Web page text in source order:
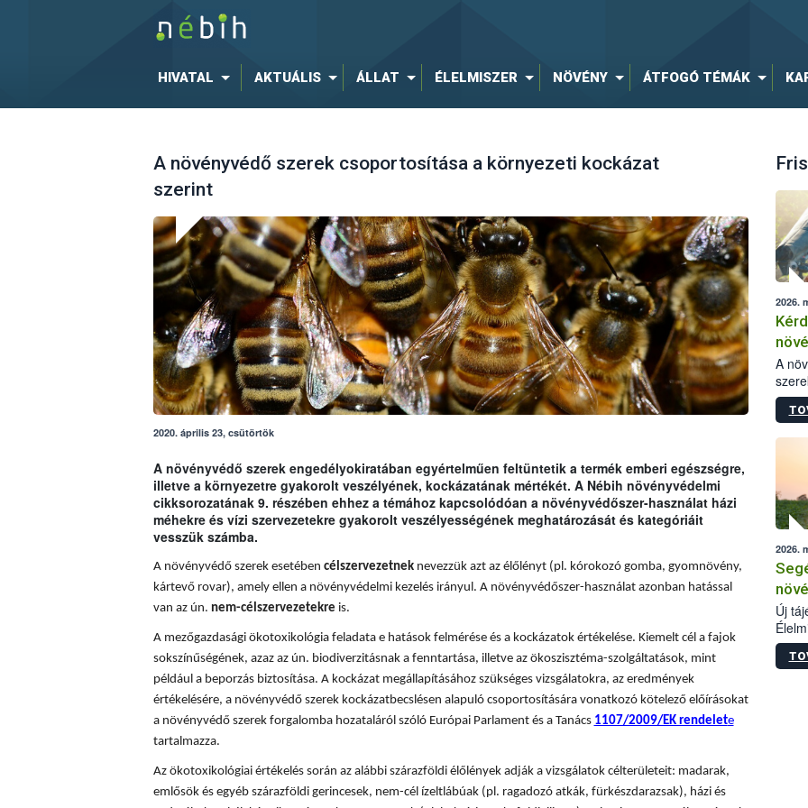
HIVATAL AKTUÁLIS ÁLLAT ÉLELMISZER NÖVÉNY ÁTFOGÓ TÉMÁK
A növényvédő szerek csoportosítása a környezeti kockázat
szerint
2020. április 23, csütörtök
A növényvédő szerek engedélyokiratában egyértelműen feltüntetik a termék emberi egészségre,
illetve a környezetre gyakorolt veszélyének, kockázatának mértékét. A Nébih növényvédelmi
cikksorozatának 9. részében ehhez a témához kapcsolódóan a növényvédőszer-használat házi
méhekre és vízi szervezetekre gyakorolt veszélyességének meghatározását és kategóriáit
vesszük számba.
A növényvédő szerek esetében célszervezetneknevezzük azt az élőlényt (pl. kórokozó gomba, gyomnövény,
kártevő rovar), amely ellen a növényvédelmi kezelés irányul. A növényvédőszer-használat azonban hatással
van az ún. nem-célszervezetekre is.
A mezőgazdasági ökotoxikológia feladata e hatások felmérése és a kockázatok értékelése. Kiemelt cél a fajok
sokszínűségének, azaz az ún. biodiverzitásnak a fenntartása, illetve az ökoszisztéma-szolgáltatások, mint
például a beporzás biztosítása. A kockázat megállapításához szükséges vizsgálatokra, az eredmények
értékelésére, a növényvédő szerek kockázatbecslésen alapuló csoportosítására vonatkozó kötelező előírásokat
a növényvédő szerek forgalomba hozataláról szóló Európai Parlament és a Tanács 1107/2009/EK rendelete
tartalmazza.
Az ökotoxikológiai értékelés során az alábbi szárazföldi élőlények adják a vizsgálatok célterületeit: madarak,
emlősök és egyéb szárazföldi gerincesek, nem-cél ízeltlábúak (pl. ragadozó atkák, fürkészdarazsak), házi és
2026.
A
kis
2026.
Új